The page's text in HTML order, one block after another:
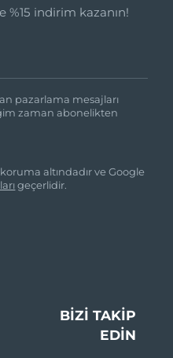
%15 indirim kazanın!
pazarlama mesajları
zaman abonelikten
altındadır ve Google
geçerlidir.
BIZI TAKIP
EDIN